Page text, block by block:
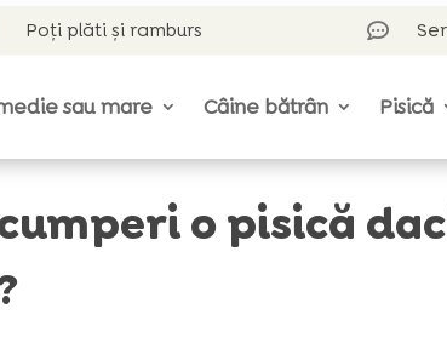
Poți plăti și ramburs 
sau mare Câine bătrân Pisică
cumperi o pisică